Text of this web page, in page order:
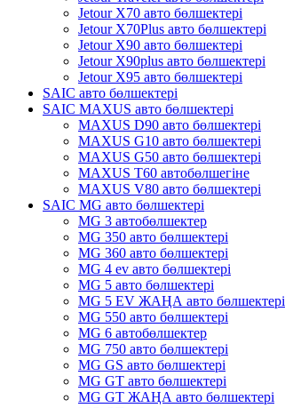
Jetour X70 авто бөлшектері
Jetour X70Plus авто бөлшектері
Jetour X90 авто бөлшектері
Jetour X90plus авто бөлшектері
Jetour X95 авто бөлшектері
SAIC авто бөлшектері
SAIC MAXUS авто бөлшектері
MAXUS D90 авто бөлшектері
MAXUS G10 авто бөлшектері
MAXUS G50 авто бөлшектері
MAXUS T60 автобөлшегіне
MAXUS V80 авто бөлшектері
SAIC MG авто бөлшектері
MG 3 автобөлшектер
MG 350 авто бөлшектері
MG 360 авто бөлшектері
MG 4 ev авто бөлшектері
MG 5 авто бөлшектері
MG 5 EV ЖАҢА авто бөлшектері
MG 550 авто бөлшектері
MG 6 автобөлшектер
MG 750 авто бөлшектері
MG GS авто бөлшектері
MG GT авто бөлшектері
MG GT ЖАҢА авто бөлшектері